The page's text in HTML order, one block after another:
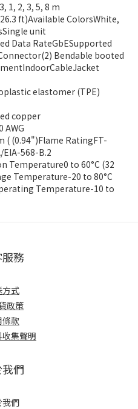
1, 2, 3, 5, 8 m
26.3 ft)Available ColorsWhite,
unit
Data RateGbESupported
Bendable booted
elastomer (TPE)
copper
AWG
( (0.94")Flame RatingFT-
568-B.2
Temperature0 to 60°C (32
Temperature-20 to 80°C
Temperature-10 to
務
方式
政策
條款
集聲明
們
我們